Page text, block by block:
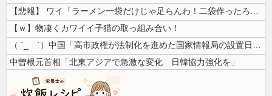
【悲報】 ワイ「ラーメン一袋だけじゃ足らんわ！二袋作ったろ！」→結果ｗ...
【ｗ】物凄くカワイイ子猫の取っ組み合い！
（ ´_ゝ`）中国「高市政権が法制化を進めた国家情報局の設置日が7月3...
中曽根元首相「北東アジアで急激な変化 日韓協力強化を」